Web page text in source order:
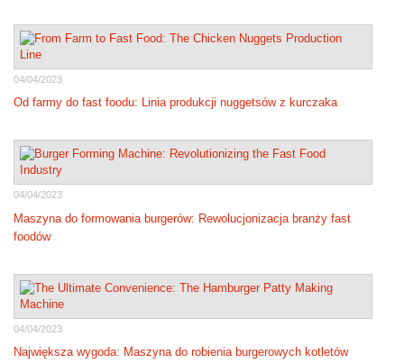
04/04/2023
Od farmy do fast foodu: Linia produkcji nuggetsów z kurczaka
04/04/2023
Maszyna do formowania burgerów: Rewolucjonizacja branży fast
foodów
04/04/2023
Największa wygoda: Maszyna do robienia burgerowych kotletów